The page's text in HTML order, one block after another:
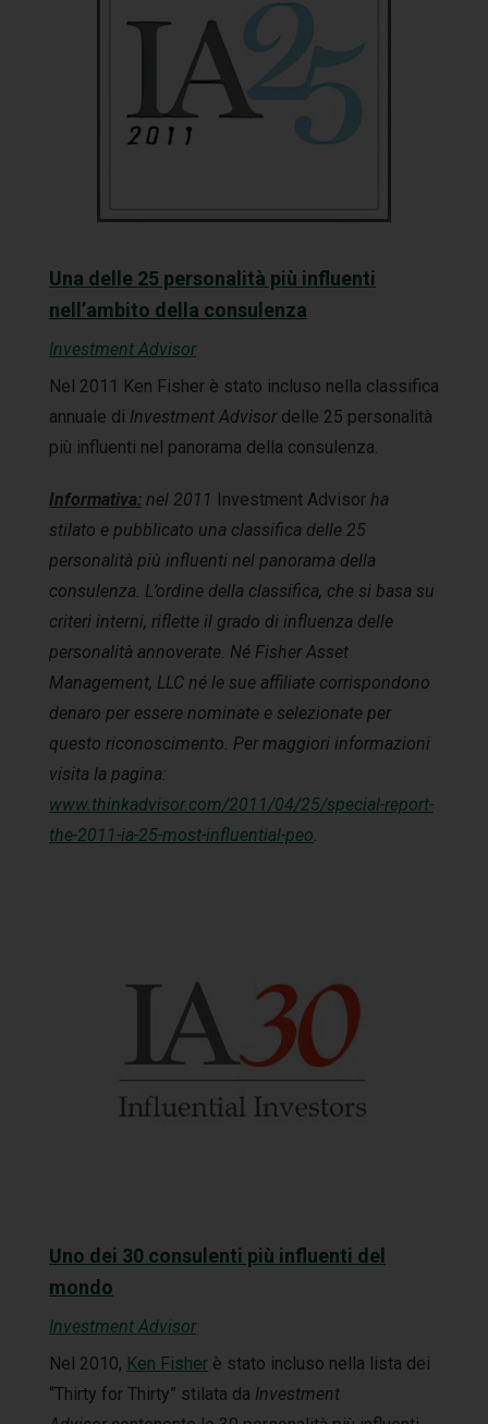
Una delle 25 personalità più influenti
nell’ambito della consulenza
Investment Advisor
Nel 2011 Ken Fisher è stato incluso nella classifica
annuale di Investment Advisordelle 25 personalità
più influenti nel panorama della consulenza.
Informativa: nel 2011 Investment Advisor ha
stilato e pubblicato una classifica delle 25
personalità più influenti nel panorama della
consulenza. L’ordine della classifica, che si basa su
criteri interni, riflette il grado di influenza delle
personalità annoverate. Né Fisher Asset
Management, LLC né le sue affiliate corrispondono
denaro per essere nominate e selezionate per
questo riconoscimento. Per maggiori informazioni
visita la pagina:
www.thinkadvisor.com/2011/04/25/special-report-
the-2011-ia-25-most-influential-peo.
Uno dei 30 consulenti più influenti del
mondo
Investment Advisor
Nel 2010, Ken Fisher è stato incluso nella lista dei
“Thirty for Thirty” stilata da Investment